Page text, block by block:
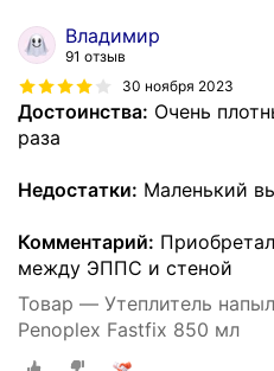
Владимир
91 отзыв
30 ноября 2023
Достоинства: Очень
раза
Недостатки: Маленький
Комментарий:
между ЭППС и стеной
Товар — Утеплитель
Penoplex Fastfix 850 мл